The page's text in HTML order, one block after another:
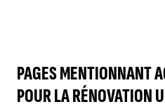
PAGES MENTIONNANT
POUR LA RÉNOVATION